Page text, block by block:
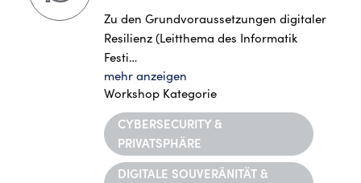
Zu den Grundvoraussetzungen digitaler
Resilienz (Leitthema des Informatik
Festi…
mehr anzeigen
Workshop Kategorie
CYBERSECURITY &
PRIVATSPHÄRE
DIGITALE SOUVERÄNITÄT &